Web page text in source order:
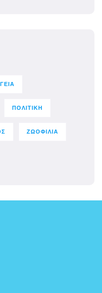
ΠΟΛΙΤΙΚΗ
ΖΩΟΦΙΛΙΑ